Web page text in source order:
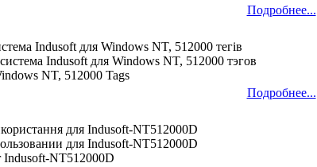
Подробнее...
Indusoft для Windows NT, 512000 тегів
Indusoft для Windows NT, 512000 тэгов
NT, 512000 Tags
Подробнее...
для Indusoft-NT512000D
для Indusoft-NT512000D
Indusoft-NT512000D